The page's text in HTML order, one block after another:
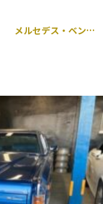
メルセデス・ベンツ C43 AMG W205 持ち込み ディクセル 前後ブレーキパッド交換